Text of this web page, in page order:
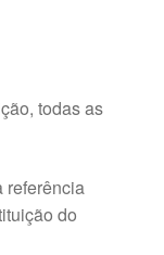
todas as
referência
do